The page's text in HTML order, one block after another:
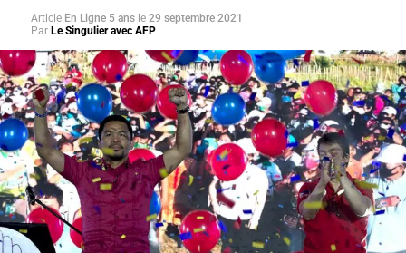
Article En Ligne 5 ans le 29 septembre 2021
Par Le Singulier avec AFP